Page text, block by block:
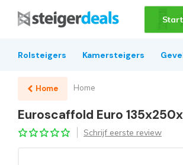
Rolsteigers Kamersteigers
Home Home
Euroscaffold Euro
Schrijf eerste review